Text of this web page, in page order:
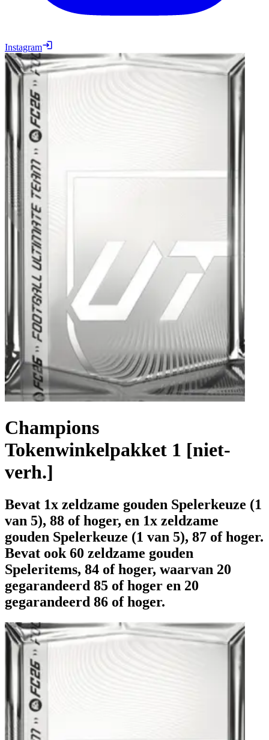
Instagram
Champions
Tokenwinkelpakket 1 [niet-
verh.]
Bevat 1x zeldzame gouden Spelerkeuze (1
van 5), 88 of hoger, en 1x zeldzame
gouden Spelerkeuze (1 van 5), 87 of hoger.
Bevat ook 60 zeldzame gouden
Speleritems, 84 of hoger, waarvan 20
gegarandeerd 85 of hoger en 20
gegarandeerd 86 of hoger.